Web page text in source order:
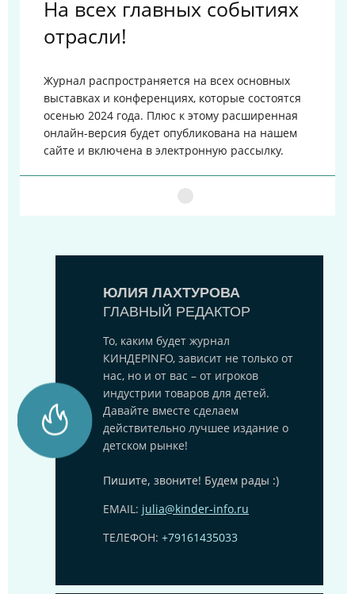
На всех главных событиях
отрасли!
Журнал распространяется на всех основных
выставках и конференциях, которые состоятся
осенью 2024 года. Плюс к этому расширенная
онлайн-версия будет опубликована на нашем
сайте и включена в электронную рассылку.
ЮЛИЯ ЛАХТУРОВА
ГЛАВНЫЙ РЕДАКТОР
То, каким будет журнал
КИНДЕРINFO, зависит не только от
нас, но и от вас – от игроков
индустрии товаров для детей.
Давайте вместе сделаем
действительно лучшее издание о
детском рынке!
Пишите, звоните! Будем рады :)
EMAIL: julia@kinder-info.ru
ТЕЛЕФОН: +79161435033